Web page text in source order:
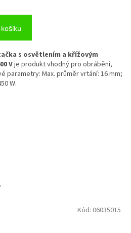
s osvětlením a křížovým
Vje produkt vhodný pro obrábění,
parametry: Max. průměr vrtání: 16 mm;
W.
Kód: 06035015